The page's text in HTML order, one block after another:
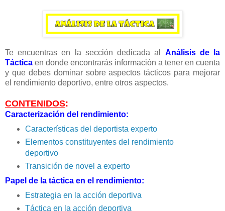
Te encuentras en la sección dedicada al Análisis de la
Táctica en donde encontrarás información a tener en cuenta
y que debes dominar sobre aspectos tácticos para mejorar
el rendimiento deportivo, entre otros aspectos.
CONTENIDOS:
Caracterización del rendimiento:
Características del deportista experto
Elementos constituyentes del rendimiento
deportivo
Transición de novel a experto
Papel de la táctica en el rendimiento:
Estrategia en la acción deportiva
Táctica en la acción deportiva